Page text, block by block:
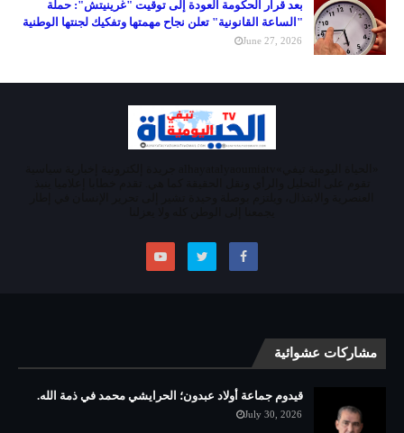
بعد قرار الحكومة العودة إلى توقيت "غرينيتش": حملة
"الساعة القانونية" تعلن نجاح مهمتها وتفكيك لجنتها الوطنية
June 27, 2026
مشاركات عشوائية
قيدوم جماعة أولاد عبدون؛ الحرايشي محمد في ذمة الله.
July 30, 2026